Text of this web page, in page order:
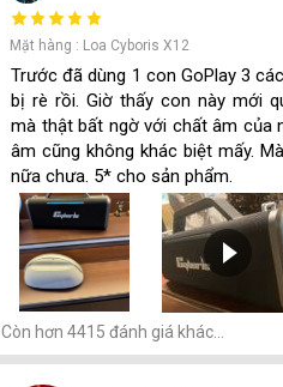
Trước đã dùng 1 con GoPlay 3
bị rè rồi. Giờ thấy con này mới
mà thật bất ngờ với chất âm của
âm cũng không khác biệt mấy.
nữa chưa. 5* cho sản phẩm.
Mặt hàng : Loa Cyboris X12
Còn hơn 4415 đánh giá khác…